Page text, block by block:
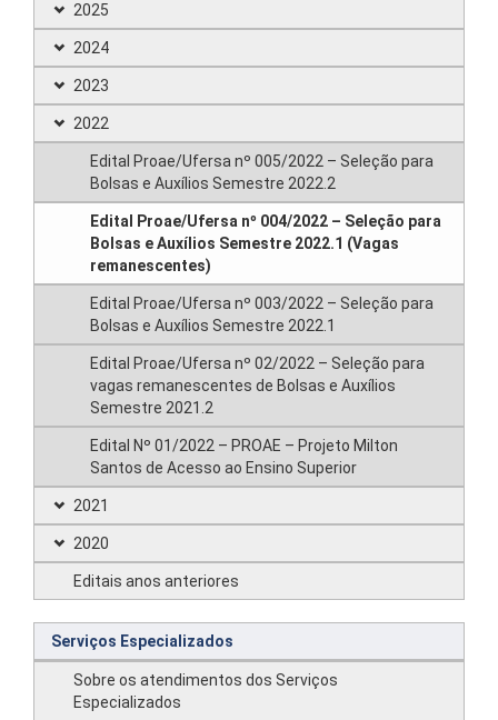
2025
2024
2023
2022
Edital Proae/Ufersa nº 005/2022 – Seleção para
Bolsas e Auxílios Semestre 2022.2
Edital Proae/Ufersa nº 004/2022 – Seleção para
Bolsas e Auxílios Semestre 2022.1 (Vagas
remanescentes)
Edital Proae/Ufersa nº 003/2022 – Seleção para
Bolsas e Auxílios Semestre 2022.1
Edital Proae/Ufersa nº 02/2022 – Seleção para
vagas remanescentes de Bolsas e Auxílios
Semestre 2021.2
Edital Nº 01/2022 – PROAE – Projeto Milton
Santos de Acesso ao Ensino Superior
2021
2020
Editais anos anteriores
Serviços Especializados
Sobre os atendimentos dos Serviços
Especializados